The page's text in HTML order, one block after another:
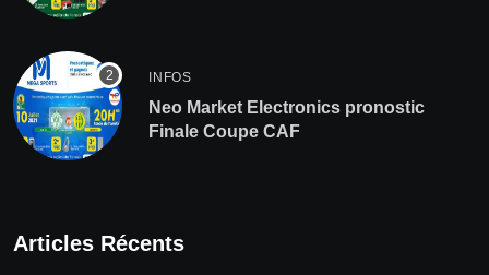
INFOS
Neo Market Electronics pronostic
Finale Coupe CAF
Articles Récents